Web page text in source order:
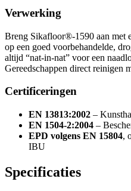
Verwerking
Breng Sikafloor®-1590 aan met
op een goed voorbehandelde,
altijd “nat-in-nat” voor een
Gereedschappen direct reinigen
Certificeringen
EN 13813:2002 –
EN 1504-2:2004 –
EPD volgens EN 15804,
IBU
Specificaties